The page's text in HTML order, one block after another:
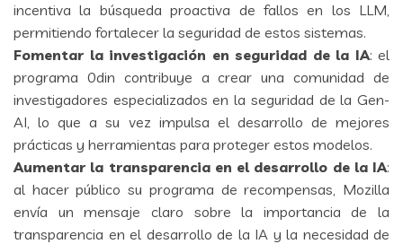
incentiva la búsqueda proactiva de fallos en los LLM,
permitiendo fortalecer la seguridad de estos sistemas.
Fomentar la investigación en seguridad de la IA: el
programa 0din contribuye a crear una comunidad de
investigadores especializados en la seguridad de la Gen-
AI, lo que a su vez impulsa el desarrollo de mejores
prácticas y herramientas para proteger estos modelos.
Aumentar la transparencia en el desarrollo de la IA:
al hacer público su programa de recompensas, Mozilla
envía un mensaje claro sobre la importancia de la
transparencia en el desarrollo de la IA y la necesidad de